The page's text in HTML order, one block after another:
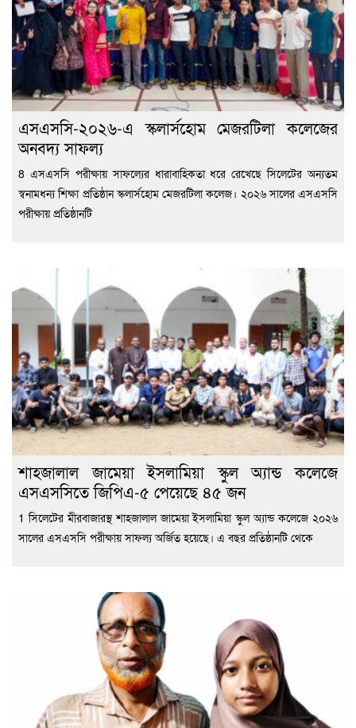
এসএসসি-২০২৬-এ স্কলার্সহোম মেজরটিলা কলেজের
অনবদ্য সাফল্য
8 এসএসসি পরীক্ষায় সাফল্যের ধারাবাহিকতা ধরে রেখেছে সিলেটের অন্যতম
স্বনামধন্য শিক্ষা প্রতিষ্ঠান স্কলার্সহোম মেজরটিলা কলেজ। ২০২৬ সালের এসএসসি
পরীক্ষায় প্রতিষ্ঠানটি
শাহজালাল জামেয়া ইসলামিয়া স্কুল অ্যান্ড কলেজে
এসএসসিতে জিপিএ-৫ পেয়েছে ৪৫ জন
1 সিলেটের মীরবাজারস্থ শাহজালাল জামেয়া ইসলামিয়া স্কুল অ্যান্ড কলেজে ২০২৬
সালের এসএসসি পরীক্ষায় সাফল্য অর্জিত হয়েছে। এ বছর প্রতিষ্ঠানটি থেকে